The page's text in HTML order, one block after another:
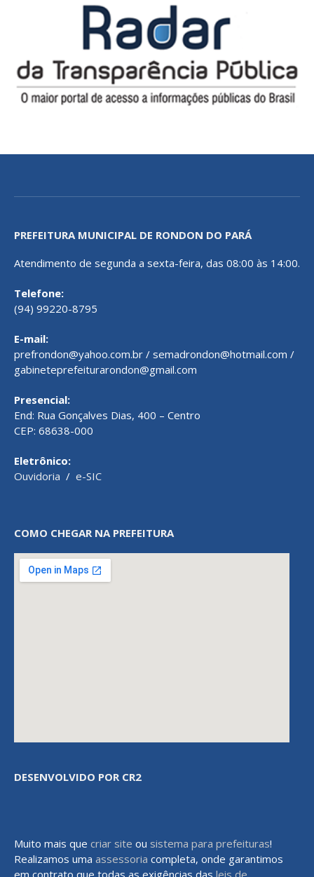
PREFEITURA MUNICIPAL DE RONDON DO PARÁ
Atendimento de segunda a sexta-feira, das 08:00 às 14:00.
Telefone:
(94) 99220-8795
E-mail:
prefrondon@yahoo.com.br / semadrondon@hotmail.com /
gabineteprefeiturarondon@gmail.com
Presencial:
End: Rua Gonçalves Dias, 400 – Centro
CEP: 68638-000
Eletrônico:
Ouvidoria / e-SIC
COMO CHEGAR NA PREFEITURA
DESENVOLVIDO POR CR2
Muito mais que criar site ou sistema para prefeituras!
Realizamos uma assessoria completa, onde garantimos